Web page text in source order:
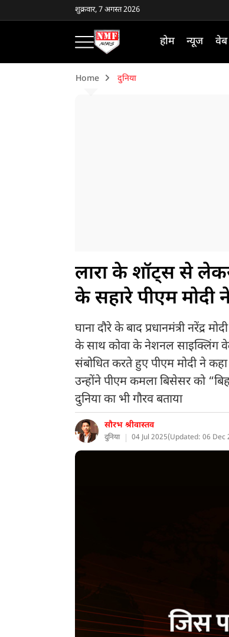
शुक्रवार, 7 अगस्त 2026
होम न्यूज वेब
Home दुनिया
लारा के शॉट्स से
के सहारे पीएम मोदी
घाना दौरे के बाद प्रधानमंत्री नरेंद्र
के साथ कोवा के नेशनल साइक्लिंग
संबोधित करते हुए पीएम मोदी ने
उन्होंने पीएम कमला बिसेसर को
दुनिया का भी गौरव बताया
सौरभ श्रीवास्तव
दुनिया 04 Jul 2025(Updated: 06 Dec